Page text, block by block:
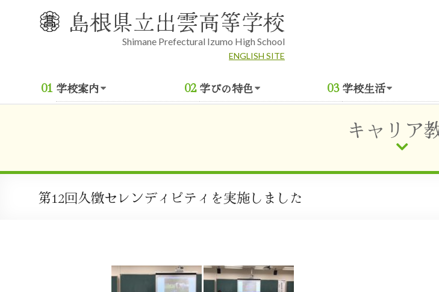
島根県立出雲高等学校
Shimane Prefectural Izumo High School
ENGLISH SITE
学校案内 学びの特色 学校生活
キャリア
第12回久徴セレンディピティを実施しました